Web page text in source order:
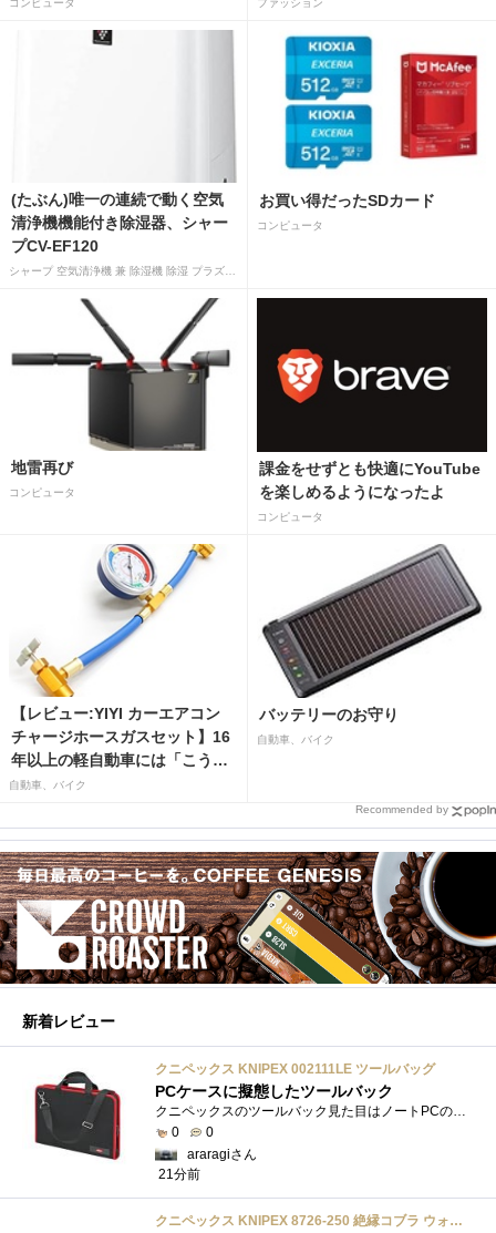
コンピュータ ファッション
(たぶん)唯一の連続で動く空気
清浄機機能付き除湿器、シャー
プCV-EF120
シャープ 空気清浄機 兼 除湿機 除湿 プラズマクラスター 7000 除湿 12L 空気清浄 15畳 ホワイト CV-EF120-W
お買い得だったSDカード
コンピュータ
地雷再び
コンピュータ
課金をせずとも快適にYouTube
を楽しめるようになったよ
コンピュータ
【レビュー:YIYI カーエアコン
チャージホースガスセット】16
年以上の軽自動車には「こうか
はばつぐんだ」が…
自動車、バイク
バッテリーのお守り
自動車、バイク
Recommended by
新着レビュー
クニペックス KNIPEX 002111LE ツールバッグ
PCケースに擬態したツールバック
0
0
araragiさん
21分前
クニペックス KNIPEX 8726-250 絶縁コブラ ウォーターポンププライヤー 1000V